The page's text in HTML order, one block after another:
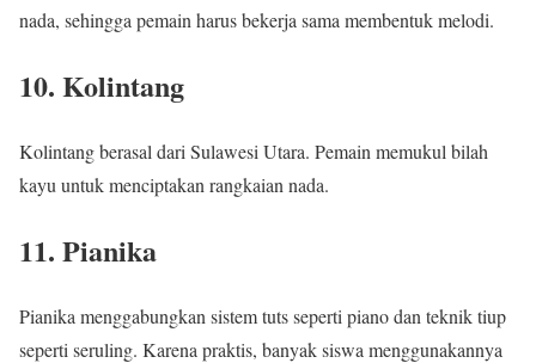
nada, sehingga pemain harus bekerja sama membentuk melodi.
10. Kolintang
Kolintangberasal dari Sulawesi Utara. Pemain memukul bilah
kayu untuk menciptakan rangkaian nada.
11. Pianika
Pianika menggabungkan sistem tuts seperti piano dan teknik tiup
seperti seruling. Karena praktis, banyak siswa menggunakannya